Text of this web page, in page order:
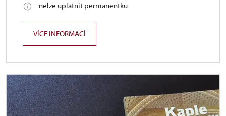
nelze uplatnit permanentku
VÍCE INFORMACÍ